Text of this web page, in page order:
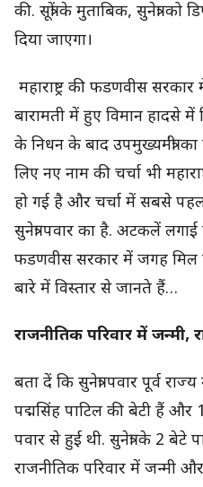
की. सूत्रों के मुताबिक, सुनेत्रा को
दिया जाएगा।
महाराष्ट्र की फडणवीस
बारामती में हुए विमान हादसे
के निधन के बाद उपमुख्यमंत्री
लिए नए नाम की चर्चा भी
हो गई है और चर्चा में सबसे
सुनेत्रा पवार का है. अटकलें लगाई
फडणवीस सरकार में जगह मिल
बारे में विस्तार से जानते हैं…
राजनीतिक परिवार में जन्मी,
बता दें कि सुनेत्रा पवार पूर्व
पद्मसिंह पाटिल की बेटी हैं
पवार से हुई थी. सुनेत्रा के 2
राजनीतिक परिवार में जन्मी